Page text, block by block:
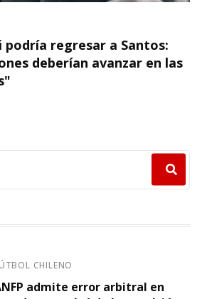
podría regresar a Santos:
deberían avanzar en las
CHILENO
admite error arbitral en